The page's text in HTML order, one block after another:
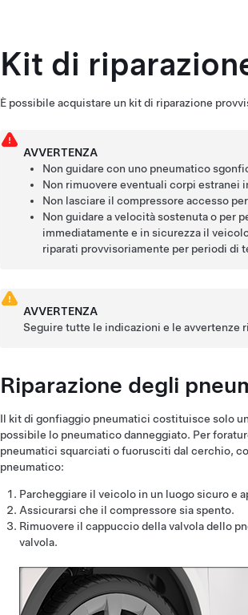
Kit di
È possibile acquistare un kit di riparazione
AVVERTENZA
Non guidare con uno pneumatico
Non rimuovere eventuali corpi estranei
Non lasciare il compressore accesso
Non guidare a velocità sostenuta o per
immediatamente e in sicurezza il
riparati provvisoriamente per periodi di
AVVERTENZA
Seguire tutte le indicazioni e le avvertenze
Riparazione degli
Il kit di gonfiaggio pneumatici costituisce solo
possibile lo pneumatico danneggiato. Per
pneumatici squarciati o fuorusciti dal cerchio,
pneumatico:
Parcheggiare il veicolo in un luogo sicuro e
Assicurarsi che il compressore sia spento.
Rimuovere il cappuccio della valvola dello
valvola.